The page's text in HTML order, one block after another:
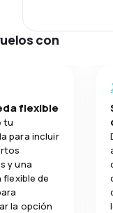
con
flexible
tu
para incluir
y una
de
la opción